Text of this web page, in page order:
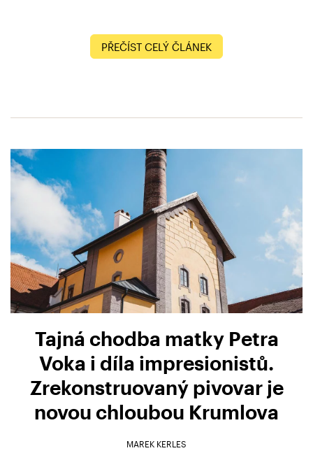
PŘEČÍST CELÝ ČLÁNEK
Tajná chodba matky Petra
Voka i díla impresionistů.
Zrekonstruovaný pivovar je
novou chloubou Krumlova
MAREK KERLES